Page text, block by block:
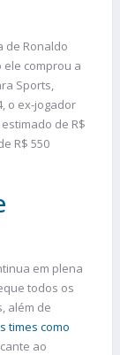
de Ronaldo
comprou a
Sports,
o ex-jogador
de R$
R$ 550
em plena
todos os
além de
times como
ao